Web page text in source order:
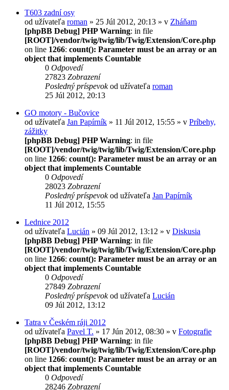
T603 zadní osy
od užívateľa roman » 25 Júl 2012, 20:13 » v Zháňam
[phpBB Debug] PHP Warning: in file
[ROOT]/vendor/twig/twig/lib/Twig/Extension/Core.php
on line 1266: count(): Parameter must be an array or an
object that implements Countable
0 Odpovedí
27823 Zobrazení
Posledný príspevokod užívateľa roman
25 Júl 2012, 20:13
GO motory - Bučovice
od užívateľa Jan Papírník » 11 Júl 2012, 15:55 » v Príbehy,
zážitky
[phpBB Debug] PHP Warning: in file
[ROOT]/vendor/twig/twig/lib/Twig/Extension/Core.php
on line 1266: count(): Parameter must be an array or an
object that implements Countable
0 Odpovedí
28023 Zobrazení
Posledný príspevokod užívateľa Jan Papírník
11 Júl 2012, 15:55
Lednice 2012
od užívateľa Lucián » 09 Júl 2012, 13:12 » v Diskusia
[phpBB Debug] PHP Warning: in file
[ROOT]/vendor/twig/twig/lib/Twig/Extension/Core.php
on line 1266: count(): Parameter must be an array or an
object that implements Countable
0 Odpovedí
27849 Zobrazení
Posledný príspevokod užívateľa Lucián
09 Júl 2012, 13:12
Tatra v Českém ráji 2012
od užívateľa Pavel T. » 17 Jún 2012, 08:30 » v Fotografie
[phpBB Debug] PHP Warning: in file
[ROOT]/vendor/twig/twig/lib/Twig/Extension/Core.php
on line 1266: count(): Parameter must be an array or an
object that implements Countable
0 Odpovedí
28246 Zobrazení